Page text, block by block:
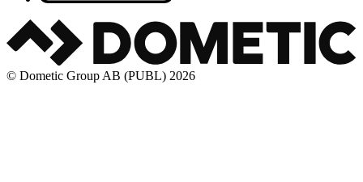
© Dometic Group AB (PUBL) 2026